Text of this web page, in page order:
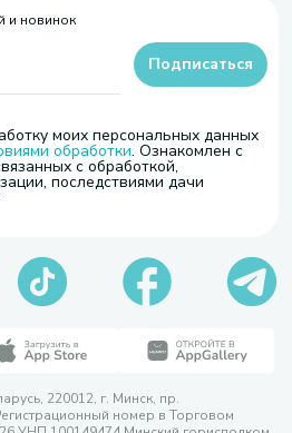
и новинок
моих персональных данных
обработки. Ознакомлен с
с обработкой,
последствиями дачи
Подписаться
220012, г. Минск, пр.
номер в Торговом